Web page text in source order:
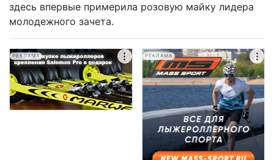
здесь впервые примерила розовую майку лидера
молодежного зачета.
РЕКЛАМА РЕКЛАМА